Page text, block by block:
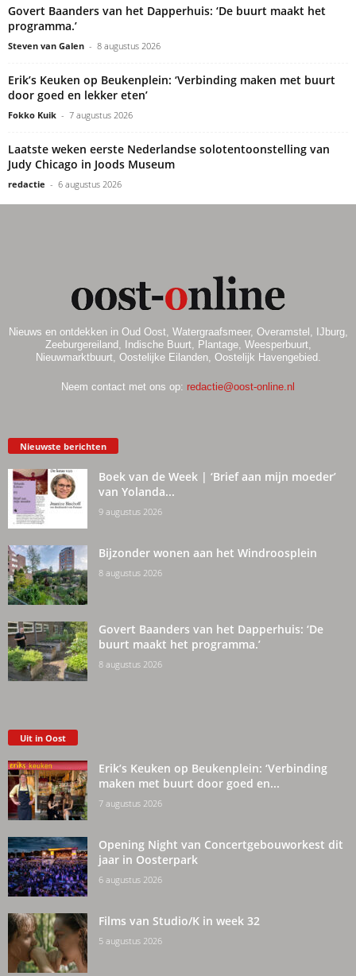
Govert Baanders van het Dapperhuis: ‘De buurt maakt het
programma.’
Steven van Galen - 8 augustus 2026
Erik’s Keuken op Beukenplein: ‘Verbinding maken met buurt
door goed en lekker eten’
Fokko Kuik - 7 augustus 2026
Laatste weken eerste Nederlandse solotentoonstelling van
Judy Chicago in Joods Museum
redactie - 6 augustus 2026
Nieuws en ontdekken in Oud Oost, Watergraafsmeer, Overamstel, IJburg,
Zeeburgereiland, Indische Buurt, Plantage, Weesperbuurt,
Nieuwmarktbuurt, Oostelijke Eilanden, Oostelijk Havengebied.
Neem contact met ons op: redactie@oost-online.nl
Nieuwste berichten
Boek van de Week | ‘Brief aan mijn moeder’
van Yolanda...
9 augustus 2026
Bijzonder wonen aan het Windroosplein
8 augustus 2026
Govert Baanders van het Dapperhuis: ‘De
buurt maakt het programma.’
8 augustus 2026
Uit in Oost
Erik’s Keuken op Beukenplein: ‘Verbinding
maken met buurt door goed en...
7 augustus 2026
Opening Night van Concertgebouworkest dit
jaar in Oosterpark
6 augustus 2026
Films van Studio/K in week 32
5 augustus 2026